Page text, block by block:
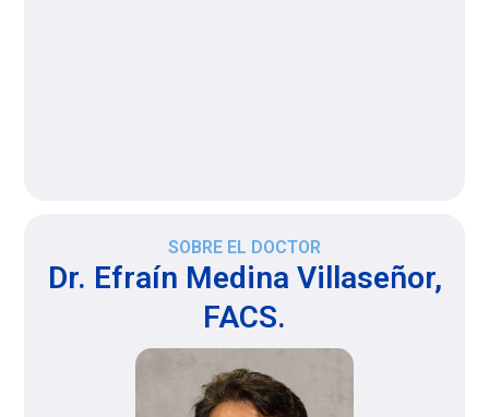
SOBRE EL DOCTOR
Dr. Efraín Medina Villaseñor,
FACS.